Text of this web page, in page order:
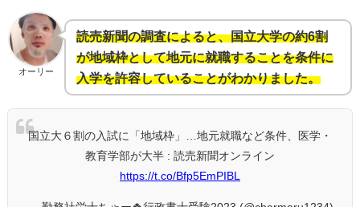
オーリー
読売新聞の調査によると、国立大学の約6割
が地域枠として地元に就職することを条件に
入学を許容していることがわかりました。
国立大６割の入試に「地域枠」…地元就職など条件、医学・
教育学部が大半 : 読売新聞オンライン
https://t.co/Bfp5EmPIBL